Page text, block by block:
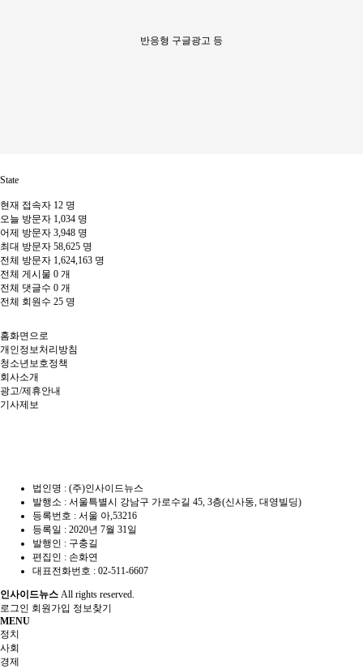
반응형 구글광고 등
State
현재 접속자 12 명
오늘 방문자 1,034 명
어제 방문자 3,948 명
최대 방문자 58,625 명
전체 방문자 1,624,163 명
전체 게시물 0 개
전체 댓글수 0 개
전체 회원수 25 명
홈화면으로
개인정보처리방침
청소년보호정책
회사소개
광고/제휴안내
기사제보
법인명 : (주)인사이드뉴스
발행소 : 서울특별시 강남구 가로수길 45, 3층(신사동, 대영빌딩)
등록번호 : 서울 아,53216
등록일 : 2020년 7월 31일
발행인 : 구충길
편집인 : 손화연
대표전화번호 : 02-511-6607
인사이드뉴스 All rights reserved.
로그인 회원가입 정보찾기
MENU
정치
사회
경제